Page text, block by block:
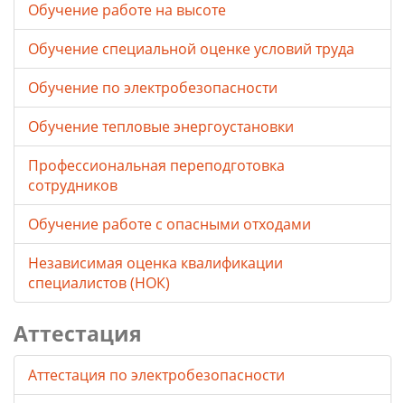
Обучение работе на высоте
Обучение специальной оценке условий труда
Обучение по электробезопасности
Обучение тепловые энергоустановки
Профессиональная переподготовка
сотрудников
Обучение работе с опасными отходами
Независимая оценка квалификации
специалистов (НОК)
Аттестация
Аттестация по электробезопасности